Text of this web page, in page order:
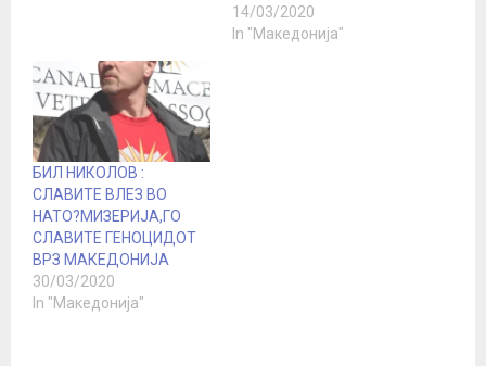
Олифант од
Либералната Партија на
14/03/2020
In "Македонија"
БИЛ НИКОЛОВ :
СЛАВИТЕ ВЛЕЗ ВО
НАТО?МИЗЕРИЈА,ГО
СЛАВИТЕ ГЕНОЦИДОТ
ВРЗ МАКЕДОНИЈА
30/03/2020
In "Македонија"